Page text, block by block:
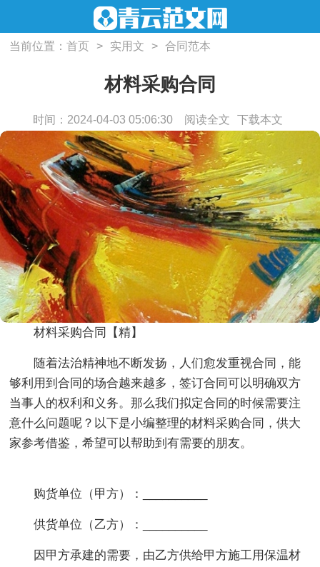
当前位置：首页 > 实用文 > 合同范本
材料采购合同
时间：2024-04-03 05:06:30 阅读全文 下载本文
材料采购合同【精】
随着法治精神地不断发扬，人们愈发重视合同，能
够利用到合同的场合越来越多，签订合同可以明确双方
当事人的权利和义务。那么我们拟定合同的时候需要注
意什么问题呢？以下是小编整理的材料采购合同，供大
家参考借鉴，希望可以帮助到有需要的朋友。
购货单位（甲方）：__________
供货单位（乙方）：__________
因甲方承建的需要，由乙方供给甲方施工用保温材